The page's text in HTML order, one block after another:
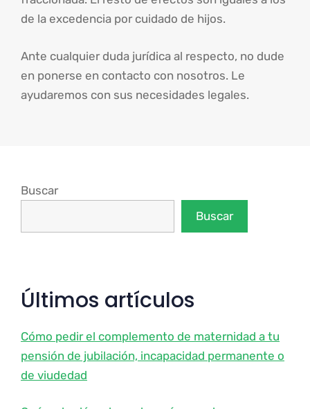
de la excedencia por cuidado de hijos.
Ante cualquier duda jurídica al respecto, no dude
en ponerse en contacto con nosotros. Le
ayudaremos con sus necesidades legales.
Buscar
Buscar
Últimos artículos
Cómo pedir el complemento de maternidad a tu
pensión de jubilación, incapacidad permanente o
de viudedad